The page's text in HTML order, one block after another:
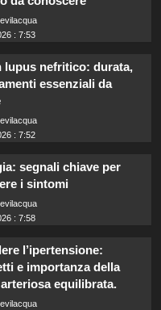
: 7:53
lupus nefritico: durata,
essenziali da
: 7:52
segnali chiave per
i sintomi
: 7:58
l’ipertensione:
e importanza della
equilibrata.